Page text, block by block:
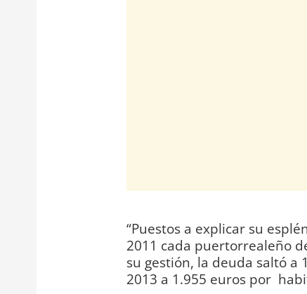
“Puestos a explicar su
2011 cada puertorrealeño
su gestión, la deuda saltó a
2013 a 1.955 euros por